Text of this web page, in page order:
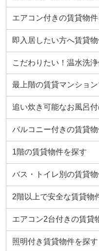
エアコン付きの賃貸物
即入居したい方へ賃貸
こだわりたい！温水洗
最上階の賃貸マンショ
追い炊き可能なお風呂
バルコニー付きの賃貸
1階の賃貸物件を探す
バス・トイレ別の賃貸
2階以上で安全な賃貸物
エアコン2台付きの賃貸
照明付き賃貸物件を探す